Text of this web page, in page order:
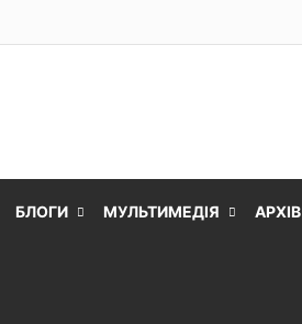
БЛОГИ МУЛЬТИМЕДІЯ АРХІВ